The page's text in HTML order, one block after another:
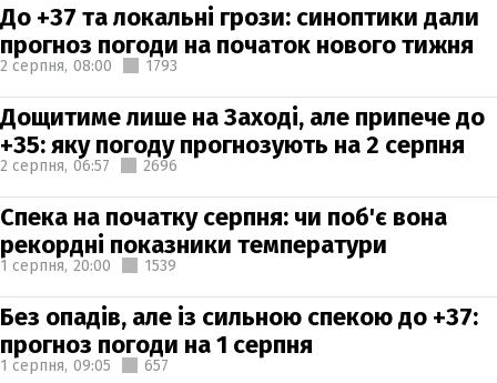
До +37 та локальні грози: синоптики дали
прогноз погоди на початок нового тижня
2 серпня, 08:00 1793
Дощитиме лише на Заході, але припече до
+35: яку погоду прогнозують на 2 серпня
2 серпня, 06:57 2696
Спека на початку серпня: чи поб'є вона
рекордні показники температури
1 серпня, 20:00 1539
Без опадів, але із сильною спекою до +37:
прогноз погоди на 1 серпня
1 серпня, 09:05 657